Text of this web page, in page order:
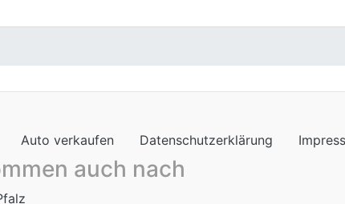
Auto verkaufen Datenschutzerklärung
auch nach